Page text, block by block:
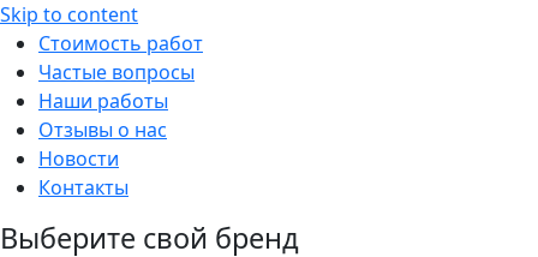
Skip to content
Стоимость работ
Частые вопросы
Наши работы
Отзывы о нас
Новости
Контакты
Выберите свой бренд